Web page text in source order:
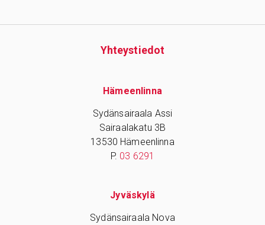
Yhteys­tiedot
Hämeenlinna
Sydänsairaala Assi
Sairaalakatu 3B
13530 Hämeenlinna
P. 03 6291
Jyväskylä
Sydänsairaala Nova